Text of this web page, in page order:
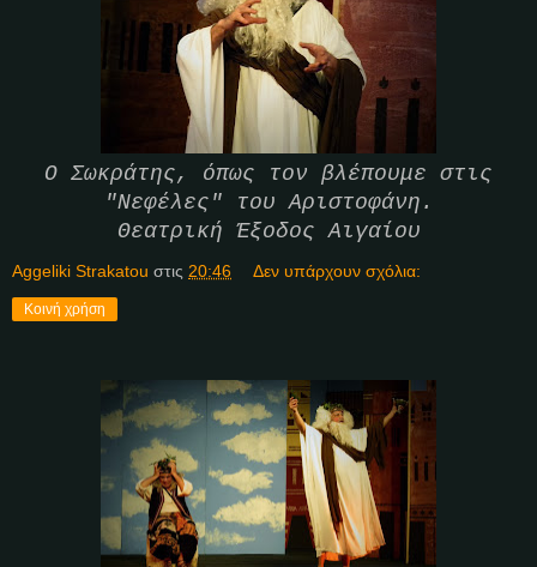
Ο Σωκράτης, όπως τον βλέπουμε στις
"Νεφέλες" του Αριστοφάνη.
Θεατρική Έξοδος Αιγαίου
Aggeliki Strakatou στις 20:46 Δεν υπάρχουν σχόλια:
Κοινή χρήση